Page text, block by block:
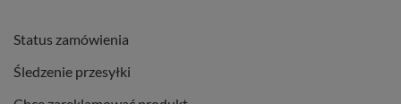
Status zamówienia
Śledzenie przesyłki